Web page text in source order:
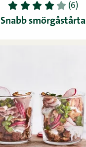
1 2 3 4 5 (6)
Snabb smörgåstårta